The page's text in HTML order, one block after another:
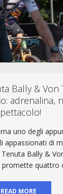
Bally & Von
adrenalina,
uno degli
appassionati di
Bally &
promette quattro
READ MORE